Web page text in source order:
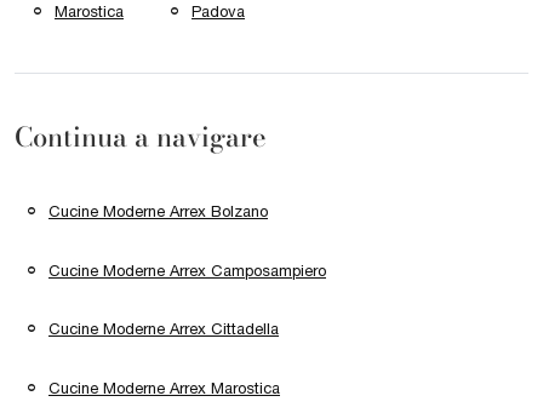
Marostica Padova
Continua a navigare
Cucine Moderne Arrex Bolzano
Cucine Moderne Arrex Camposampiero
Cucine Moderne Arrex Cittadella
Cucine Moderne Arrex Marostica